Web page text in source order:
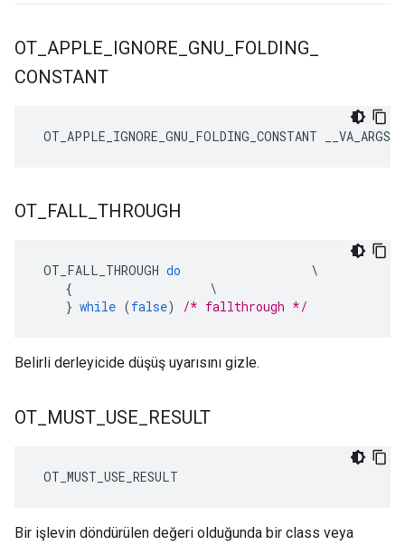
OT APPLE IGNORE GNU FOLDING
CONSTANT
OT_APPLE_IGNORE_GNU_FOLDING_CONSTANT __VA_ARGS__
OT FALL THROUGH
OT_FALL_THROUGH do
\
{
\
} while (false) /* fallthrough */
Belirli derleyicide düşüş uyarısını gizle.
OT MUST USE RESULT
OT_MUST_USE_RESULT
Bir işlevin döndürülen değeri olduğunda bir class veya